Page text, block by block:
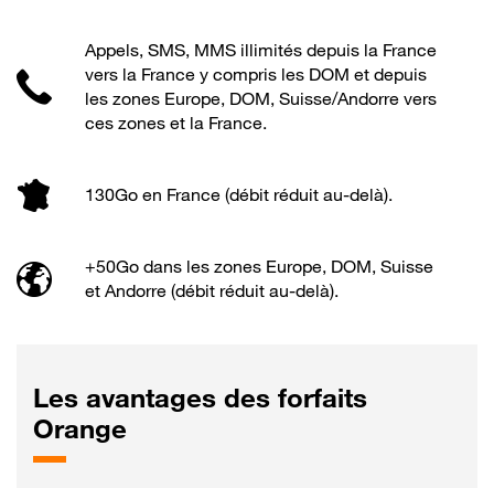
Appels, SMS, MMS illimités depuis la France
vers la France y compris les DOM et depuis
les zones Europe, DOM, Suisse/Andorre vers
ces zones et la France.
130Go en France (débit réduit au-delà).
+50Go dans les zones Europe, DOM, Suisse
et Andorre (débit réduit au-delà).
Les avantages des forfaits
Orange